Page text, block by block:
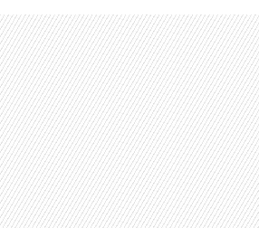
Skip to main content